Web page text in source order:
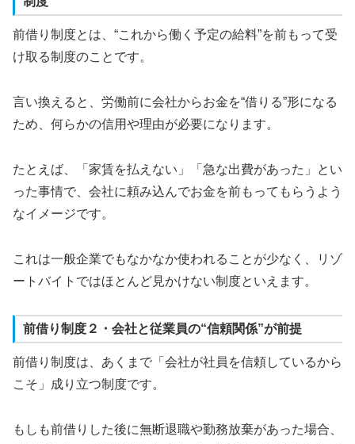
前借り制度とは、“これから働く予定の給料”を前もって受
け取る制度のことです。
言い換えると、労働前に会社からお金を“借りる”形になる
ため、何らかの信用や理由が必要になります。
たとえば、「家賃を払えない」「急な出費があった」とい
った事情で、会社に頼み込んでお金を前もってもらうよう
なイメージです。
これは一般企業でもなかなか使われることが少なく、リゾ
ートバイトではほとんど見かけない制度といえます。
前借り制度２・会社と従業員の“信頼関係”が前提
前借り制度は、あくまで「会社が社員を信頼しているから
こそ」成り立つ制度です。
もしも前借りした後に無断退職や勤務放棄があった場合、